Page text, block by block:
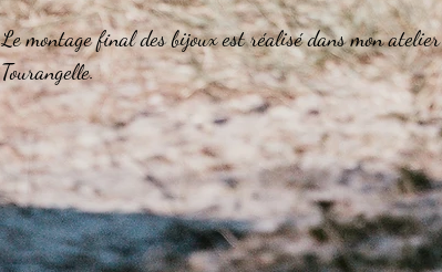
Le montage final des bijoux est réalisé dans mon
Tourangelle.